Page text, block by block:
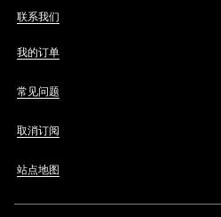
联系我们
我的订单
常见问题
取消订阅
站点地图